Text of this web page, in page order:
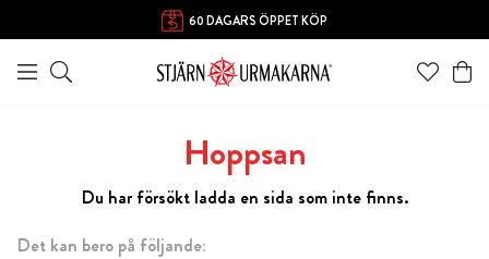
60 DAGARS ÖPPET KÖP
Hoppsan
Du har försökt ladda en sida som inte finns.
Det kan bero på följande: